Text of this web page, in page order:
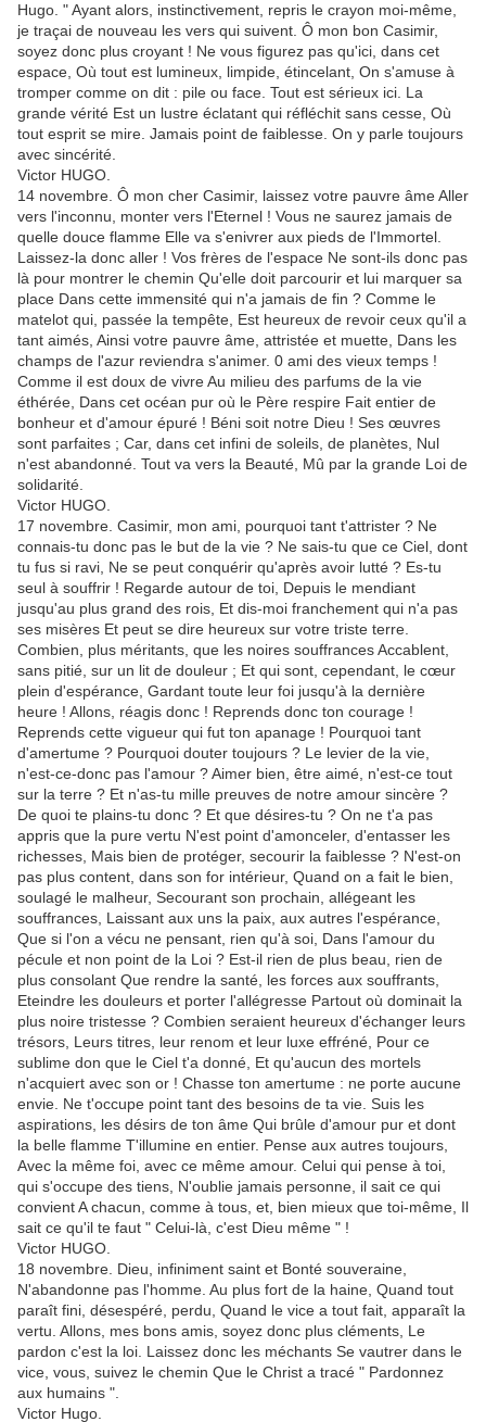
Hugo. " Ayant alors, instinctivement, repris le crayon moi-même,
je traçai de nouveau les vers qui suivent. Ô mon bon Casimir,
soyez donc plus croyant ! Ne vous figurez pas qu'ici, dans cet
espace, Où tout est lumineux, limpide, étincelant, On s'amuse à
tromper comme on dit : pile ou face. Tout est sérieux ici. La
grande vérité Est un lustre éclatant qui réfléchit sans cesse, Où
tout esprit se mire. Jamais point de faiblesse. On y parle toujours
avec sincérité.
Victor HUGO.
14 novembre. Ô mon cher Casimir, laissez votre pauvre âme Aller
vers l'inconnu, monter vers l'Eternel ! Vous ne saurez jamais de
quelle douce flamme Elle va s'enivrer aux pieds de l'Immortel.
Laissez-la donc aller ! Vos frères de l'espace Ne sont-ils donc pas
là pour montrer le chemin Qu'elle doit parcourir et lui marquer sa
place Dans cette immensité qui n'a jamais de fin ? Comme le
matelot qui, passée la tempête, Est heureux de revoir ceux qu'il a
tant aimés, Ainsi votre pauvre âme, attristée et muette, Dans les
champs de l'azur reviendra s'animer. 0 ami des vieux temps !
Comme il est doux de vivre Au milieu des parfums de la vie
éthérée, Dans cet océan pur où le Père respire Fait entier de
bonheur et d'amour épuré ! Béni soit notre Dieu ! Ses œuvres
sont parfaites ; Car, dans cet infini de soleils, de planètes, Nul
n'est abandonné. Tout va vers la Beauté, Mû par la grande Loi de
solidarité.
Victor HUGO.
17 novembre. Casimir, mon ami, pourquoi tant t'attrister ? Ne
connais-tu donc pas le but de la vie ? Ne sais-tu que ce Ciel, dont
tu fus si ravi, Ne se peut conquérir qu'après avoir lutté ? Es-tu
seul à souffrir ! Regarde autour de toi, Depuis le mendiant
jusqu'au plus grand des rois, Et dis-moi franchement qui n'a pas
ses misères Et peut se dire heureux sur votre triste terre.
Combien, plus méritants, que les noires souffrances Accablent,
sans pitié, sur un lit de douleur ; Et qui sont, cependant, le cœur
plein d'espérance, Gardant toute leur foi jusqu'à la dernière
heure ! Allons, réagis donc ! Reprends donc ton courage !
Reprends cette vigueur qui fut ton apanage ! Pourquoi tant
d'amertume ? Pourquoi douter toujours ? Le levier de la vie,
n'est-ce-donc pas l'amour ? Aimer bien, être aimé, n'est-ce tout
sur la terre ? Et n'as-tu mille preuves de notre amour sincère ?
De quoi te plains-tu donc ? Et que désires-tu ? On ne t'a pas
appris que la pure vertu N'est point d'amonceler, d'entasser les
richesses, Mais bien de protéger, secourir la faiblesse ? N'est-on
pas plus content, dans son for intérieur, Quand on a fait le bien,
soulagé le malheur, Secourant son prochain, allégeant les
souffrances, Laissant aux uns la paix, aux autres l'espérance,
Que si l'on a vécu ne pensant, rien qu'à soi, Dans l'amour du
pécule et non point de la Loi ? Est-il rien de plus beau, rien de
plus consolant Que rendre la santé, les forces aux souffrants,
Eteindre les douleurs et porter l'allégresse Partout où dominait la
plus noire tristesse ? Combien seraient heureux d'échanger leurs
trésors, Leurs titres, leur renom et leur luxe effréné, Pour ce
sublime don que le Ciel t'a donné, Et qu'aucun des mortels
n'acquiert avec son or ! Chasse ton amertume : ne porte aucune
envie. Ne t'occupe point tant des besoins de ta vie. Suis les
aspirations, les désirs de ton âme Qui brûle d'amour pur et dont
la belle flamme T'illumine en entier. Pense aux autres toujours,
Avec la même foi, avec ce même amour. Celui qui pense à toi,
qui s'occupe des tiens, N'oublie jamais personne, il sait ce qui
convient A chacun, comme à tous, et, bien mieux que toi-même, Il
sait ce qu'il te faut " Celui-là, c'est Dieu même " !
Victor HUGO.
18 novembre. Dieu, infiniment saint et Bonté souveraine,
N'abandonne pas l'homme. Au plus fort de la haine, Quand tout
paraît fini, désespéré, perdu, Quand le vice a tout fait, apparaît la
vertu. Allons, mes bons amis, soyez donc plus cléments, Le
pardon c'est la loi. Laissez donc les méchants Se vautrer dans le
vice, vous, suivez le chemin Que le Christ a tracé " Pardonnez
aux humains ".
Victor Hugo.